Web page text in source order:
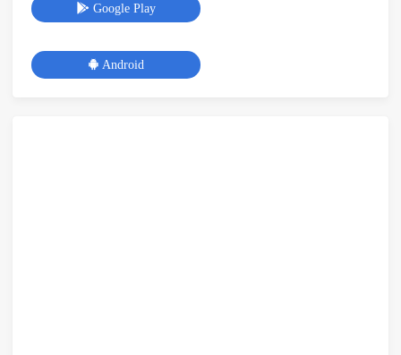
Google Play
Android